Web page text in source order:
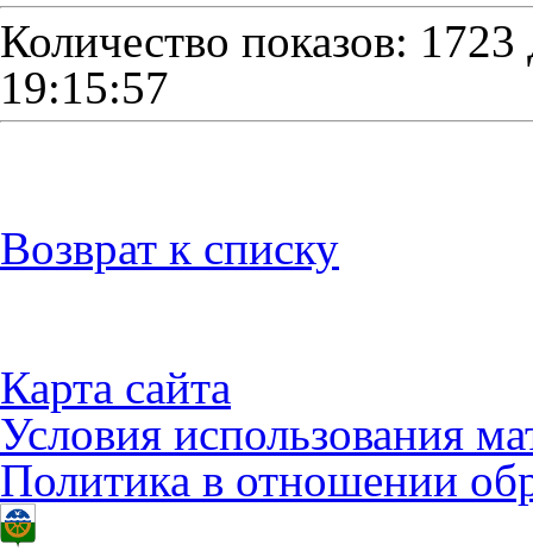
Количество показов: 1723
19:15:57
Возврат к списку
Карта сайта
Условия использования
Политика в отношении